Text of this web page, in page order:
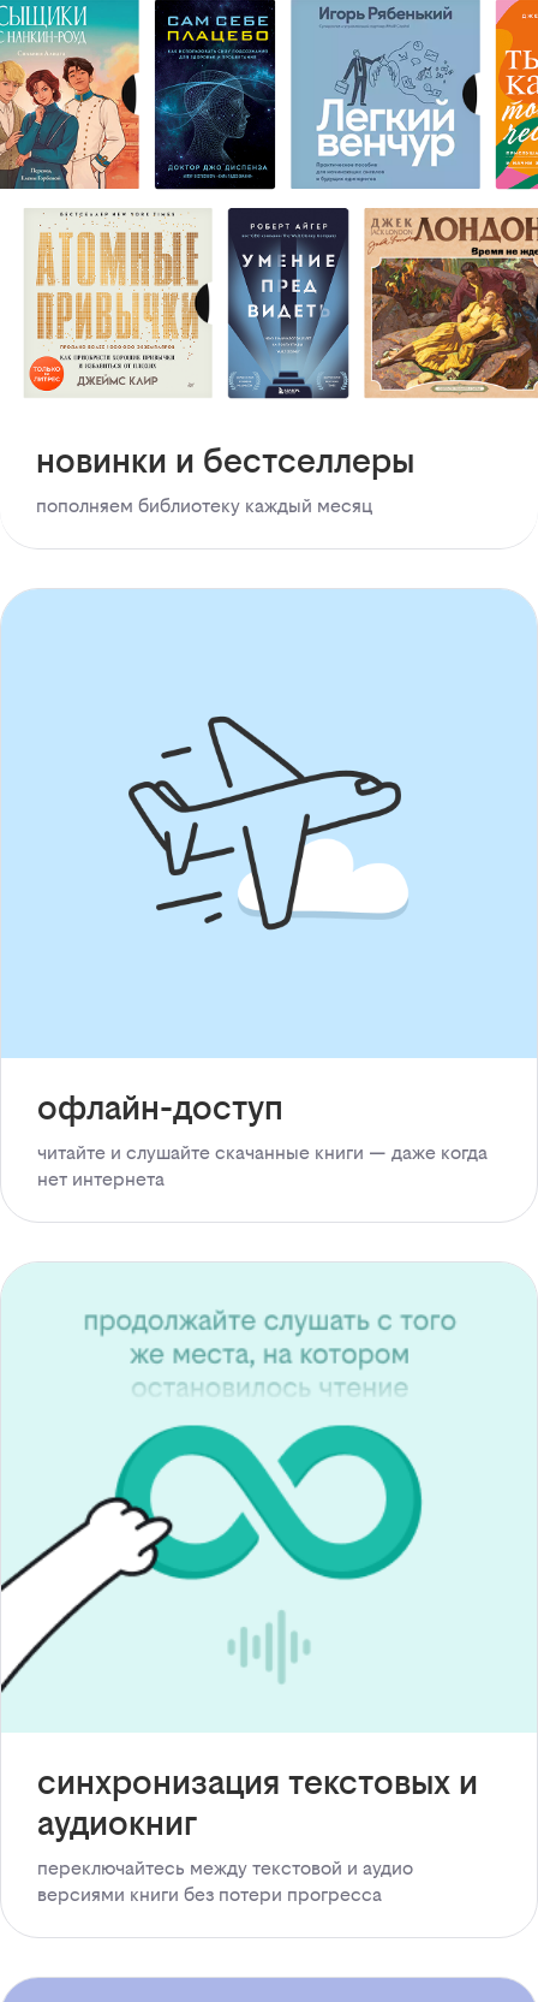
новинки и бестселлеры
пополняем библиотеку каждый месяц
офлайн-доступ
читайте и слушайте скачанные книги — даже когда
нет интернета
синхронизация текстовых и
аудиокниг
переключайтесь между текстовой и аудио
версиями книги без потери прогресса